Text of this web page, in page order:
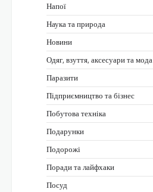
Напої
Наука та природа
Новини
Одяг, взуття, аксесуари та мода
Паразити
Підприємництво та бізнес
Побутова техніка
Подарунки
Подорожі
Поради та лайфхаки
Посуд